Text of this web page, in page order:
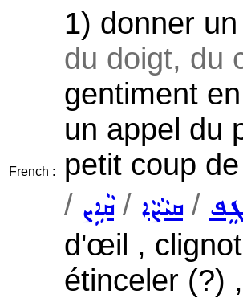
French :
1) donner
du doigt, du
gentiment
un appel du
petit coup
/ ܩܵܐܹܨ/ ܩܝܵܨܵܐ /
d'œil ,
étinceler (?)